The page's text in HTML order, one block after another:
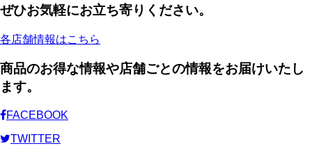
ぜひお気軽にお立ち寄りください。
各店舗情報はこちら
商品のお得な情報や店舗ごとの情報をお届けいたし
ます。
FACEBOOK
TWITTER